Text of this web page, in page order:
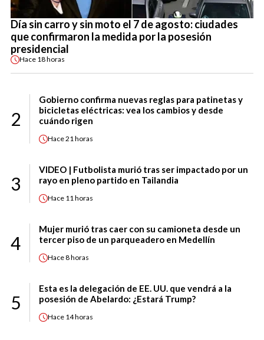
Día sin carro y sin moto el 7 de agosto: ciudades
que confirmaron la medida por la posesión
presidencial
Hace 18 horas
2
Gobierno confirma nuevas reglas para patinetas y
bicicletas eléctricas: vea los cambios y desde
cuándo rigen
Hace21 horas
3
VIDEO | Futbolista murió tras ser impactado por un
rayo en pleno partido en Tailandia
Hace 11 horas
4
Mujer murió tras caer con su camioneta desde un
tercer piso de un parqueadero en Medellín
Hace8 horas
5
Esta es la delegación de EE. UU. que vendrá a la
posesión de Abelardo: ¿Estará Trump?
Hace 14 horas